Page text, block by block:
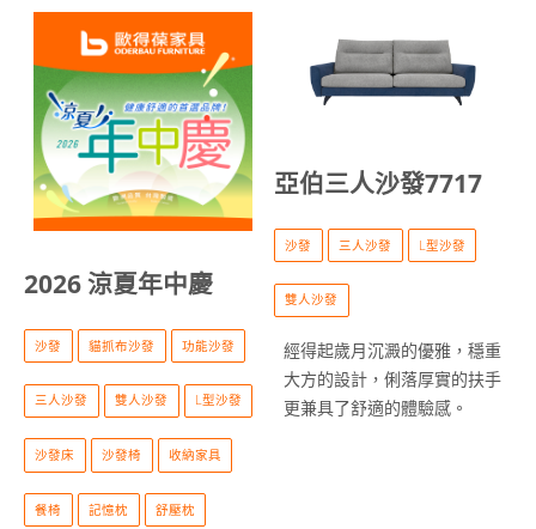
2026 涼夏年中慶
沙發 貓抓布沙發 功能沙發
三人沙發 雙人沙發 L型沙發
沙發床 沙發椅 收納家具
餐椅 記憶枕 舒壓枕
亞伯三人沙發7717
沙發 三人沙發 L型沙發
雙人沙發
經得起歲月沉澱的優雅，穩重
大方的設計，俐落厚實的扶手
更兼具了舒適的體驗感。